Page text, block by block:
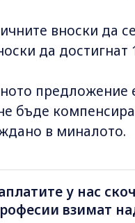
вноски да
да достигнат
предложение
бъде
в миналото.
у нас
взимат